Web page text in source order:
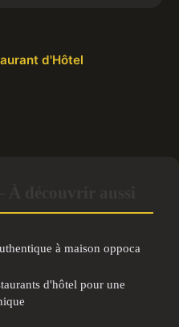
d'Hôtel
à maison oppoca
d'hôtel pour une